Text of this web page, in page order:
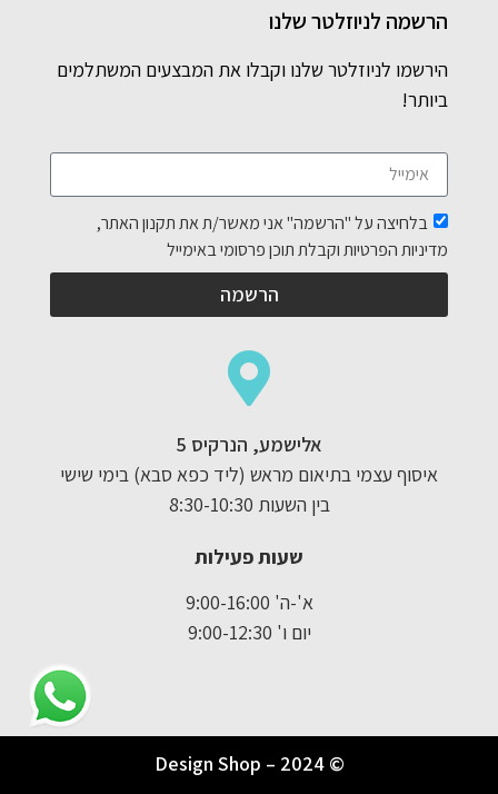
הרשמה לניוזלטר שלנו
הירשמו לניוזלטר שלנו וקבלו את המבצעים המשתלמים
ביותר!
בלחיצה על "הרשמה" אני מאשר/ת את תקנון האתר,
מדיניות הפרטיות וקבלת תוכן פרסומי באימייל
הרשמה
אלישמע, הנרקיס 5
איסוף עצמי בתיאום מראש (ליד כפא סבא) בימי שישי
בין השעות 8:30-10:30
שעות פעילות
א'-ה' 9:00-16:00
יום ו' 9:00-12:30
© Design Shop – 2024